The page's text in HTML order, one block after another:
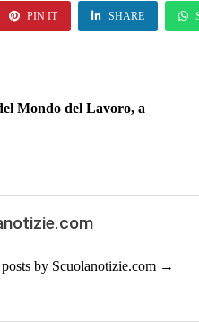
PIN IT SHARE
Mondo del Lavoro, a
by Scuolanotizie.com →